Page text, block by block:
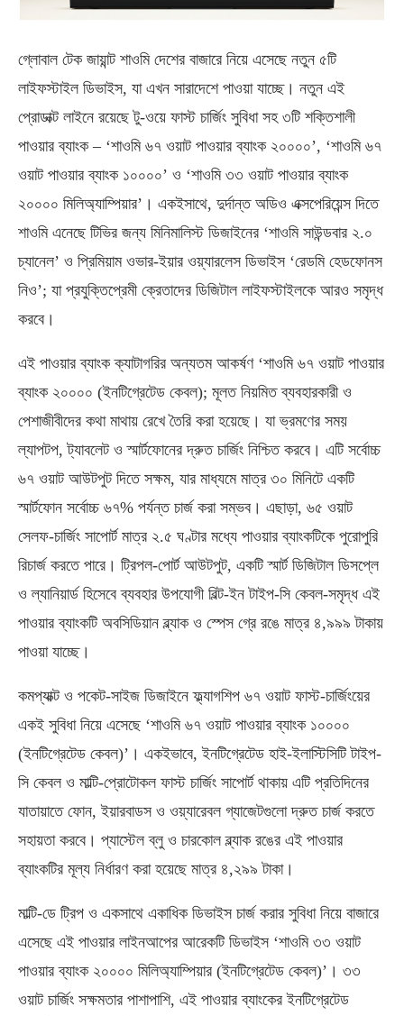
গ্লোবাল টেক জায়ান্ট শাওমি দেশের বাজারে নিয়ে এসেছে নতুন ৫টি
লাইফস্টাইল ডিভাইস, যা এখন সারাদেশে পাওয়া যাচ্ছে। নতুন এই
প্রোডাক্ট লাইনে রয়েছে টু-ওয়ে ফাস্ট চার্জিং সুবিধা সহ ৩টি শক্তিশালী
পাওয়ার ব্যাংক – ‘শাওমি ৬৭ ওয়াট পাওয়ার ব্যাংক ২০০০০’, ‘শাওমি ৬৭
ওয়াট পাওয়ার ব্যাংক ১০০০০’ ও ‘শাওমি ৩৩ ওয়াট পাওয়ার ব্যাংক
২০০০০ মিলিঅ্যাম্পিয়ার’। একইসাথে, দুর্দান্ত অডিও এক্সপেরিয়েন্স দিতে
শাওমি এনেছে টিভির জন্য মিনিমালিস্ট ডিজাইনের ‘শাওমি সাউন্ডবার ২.০
চ্যানেল’ ও প্রিমিয়াম ওভার-ইয়ার ওয়্যারলেস ডিভাইস ‘রেডমি হেডফোনস
নিও’; যা প্রযুক্তিপ্রেমী ক্রেতাদের ডিজিটাল লাইফস্টাইলকে আরও সমৃদ্ধ
করবে।
এই পাওয়ার ব্যাংক ক্যাটাগরির অন্যতম আকর্ষণ ‘শাওমি ৬৭ ওয়াট পাওয়ার
ব্যাংক ২০০০০ (ইনটিগ্রেটেড কেবল); মূলত নিয়মিত ব্যবহারকারী ও
পেশাজীবীদের কথা মাথায় রেখে তৈরি করা হয়েছে। যা ভ্রমণের সময়
ল্যাপটপ, ট্যাবলেট ও স্মার্টফোনের দ্রুত চার্জিং নিশ্চিত করবে। এটি সর্বোচ্চ
৬৭ ওয়াট আউটপুট দিতে সক্ষম, যার মাধ্যমে মাত্র ৩০ মিনিটে একটি
স্মার্টফোন সর্বোচ্চ ৬৭% পর্যন্ত চার্জ করা সম্ভব। এছাড়া, ৬৫ ওয়াট
সেলফ-চার্জিং সাপোর্ট মাত্র ২.৫ ঘণ্টার মধ্যে পাওয়ার ব্যাংকটিকে পুরোপুরি
রিচার্জ করতে পারে। ট্রিপল-পোর্ট আউটপুট, একটি স্মার্ট ডিজিটাল ডিসপ্লে
ও ল্যানিয়ার্ড হিসেবে ব্যবহার উপযোগী বিল্ট-ইন টাইপ-সি কেবল-সমৃদ্ধ এই
পাওয়ার ব্যাংকটি অবসিডিয়ান ব্ল্যাক ও স্পেস গ্রে রঙে মাত্র ৪,৯৯৯ টাকায়
পাওয়া যাচ্ছে।
কমপ্যাক্ট ও পকেট-সাইজ ডিজাইনে ফ্ল্যাগশিপ ৬৭ ওয়াট ফাস্ট-চার্জিংয়ের
একই সুবিধা নিয়ে এসেছে ‘শাওমি ৬৭ ওয়াট পাওয়ার ব্যাংক ১০০০০
(ইনটিগ্রেটেড কেবল)’। একইভাবে, ইনটিগ্রেটেড হাই-ইলাস্টিসিটি টাইপ-
সি কেবল ও মাল্টি-প্রোটোকল ফাস্ট চার্জিং সাপোর্ট থাকায় এটি প্রতিদিনের
যাতায়াতে ফোন, ইয়ারবাডস ও ওয়্যারেবল গ্যাজেটগুলো দ্রুত চার্জ করতে
সহায়তা করবে। প্যাস্টেল ব্লু ও চারকোল ব্ল্যাক রঙের এই পাওয়ার
ব্যাংকটির মূল্য নির্ধারণ করা হয়েছে মাত্র ৪,২৯৯ টাকা।
মাল্টি-ডে ট্রিপ ও একসাথে একাধিক ডিভাইস চার্জ করার সুবিধা নিয়ে বাজারে
এসেছে এই পাওয়ার লাইনআপের আরেকটি ডিভাইস ‘শাওমি ৩৩ ওয়াট
পাওয়ার ব্যাংক ২০০০০ মিলিঅ্যাম্পিয়ার (ইনটিগ্রেটেড কেবল)’। ৩৩
ওয়াট চার্জিং সক্ষমতার পাশাপাশি, এই পাওয়ার ব্যাংকের ইনটিগ্রেটেড